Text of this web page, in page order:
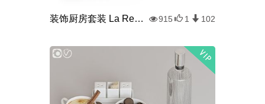
装饰厨房套装 La Redoute 915 1 102